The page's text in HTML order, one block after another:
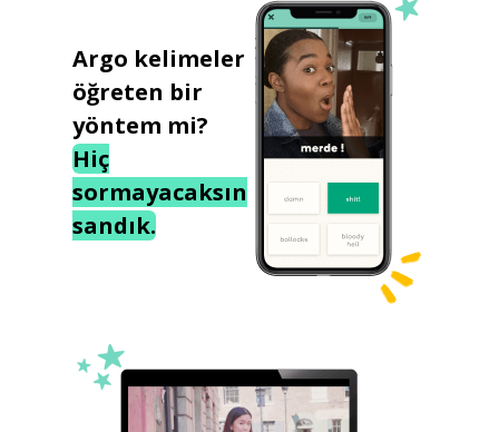
Argo kelimeler
öğreten bir
yöntem mi?
Hiç
sormayacaksın
sandık.